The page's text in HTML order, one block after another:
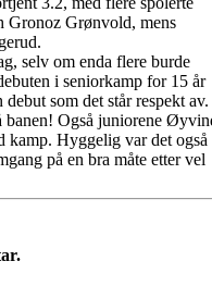
Gronoz Grønvold, mens
selv om enda flere burde
i seniorkamp for 15 år
som det står respekt av.
banen! Også juniorene
kamp. Hyggelig var det også
på en bra måte etter vel